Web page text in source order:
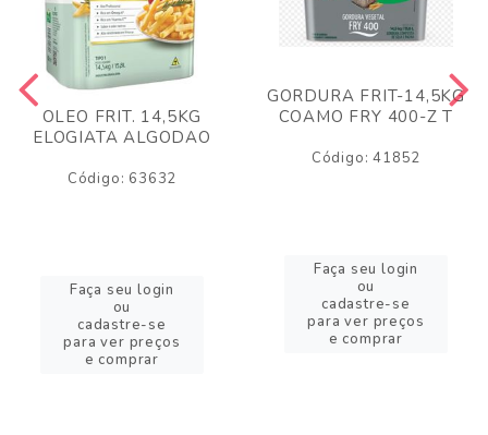
OLEO FRIT. 14,5KG
ELOGIATA ALGODAO
Código: 63632
Faça seu login
ou
cadastre-se
para ver preços
e comprar
GORDURA FRIT-14,5KG
COAMO FRY 400-Z T
Código: 41852
Faça seu login
ou
cadastre-se
para ver preços
e comprar